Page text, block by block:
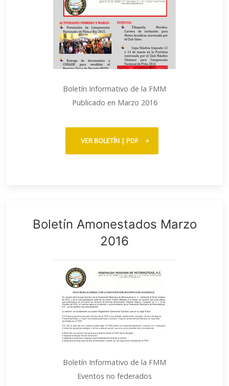
Boletín Informativo de la FMM
Publicado en Marzo 2016
VER BOLETÍN | PDF
Boletín Amonestados Marzo
2016
Boletín Informativo de la FMM
Eventos no federados